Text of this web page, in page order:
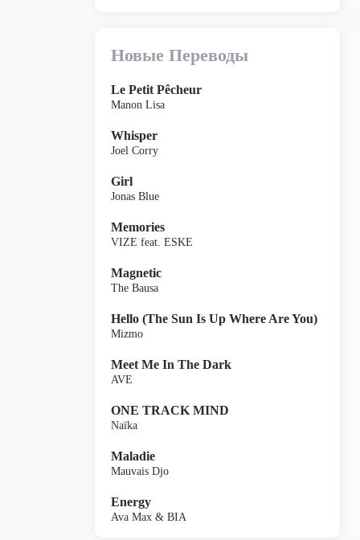
Новые Переводы
Le Petit Pêcheur
Manon Lisa
Whisper
Joel Corry
Girl
Jonas Blue
Memories
VIZE feat. ESKE
Magnetic
The Bausa
Hello (The Sun Is Up Where Are You)
Mizmo
Meet Me In The Dark
AVE
ONE TRACK MIND
Naïka
Maladie
Mauvais Djo
Energy
Ava Max & BIA